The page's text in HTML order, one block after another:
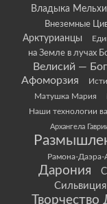
Владыка
Внеземные
Арктурианцы
на Земле в лучах
Велисий —
Афоморзия
Матушка Мария
Наши технологии
Архангела
Рамона-Даэра-
Дарония